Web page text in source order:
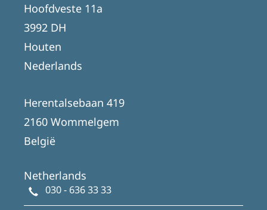
Hoofdveste 11a
3992 DH
Houten
Nederlands
Herentalsebaan 419
2160 Wommelgem
België
Netherlands
030 - 636 33 33